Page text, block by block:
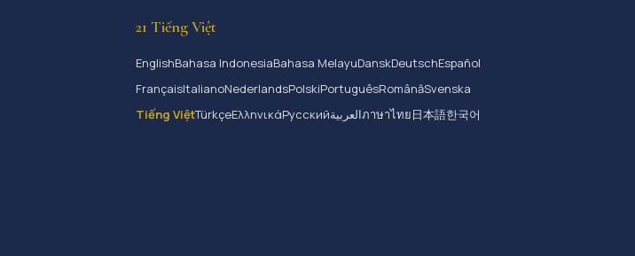
21 Tiếng Việt
EnglishBahasa IndonesiaBahasa MelayuDanskDeutschEspañol
FrançaisItalianoNederlandsPolskiPortuguêsRomânăSvenska
Tiếng ViệtTürkçeΕλληνικάРусскийالعربيةภาษาไทย日本語한국어